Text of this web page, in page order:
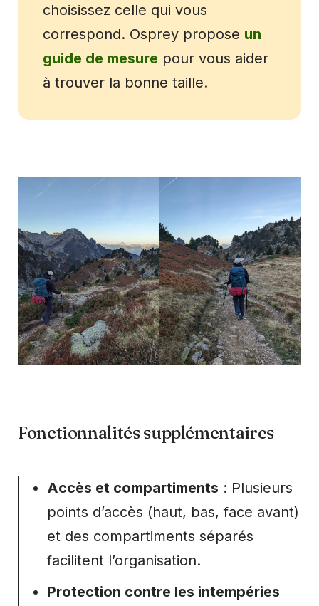
choisissez celle qui vous
correspond. Osprey propose un
guide de mesure pour vous aider
à trouver la bonne taille.
Fonctionnalités supplémentaires
Accès et compartiments : Plusieurs
points d’accès (haut, bas, face avant)
et des compartiments séparés
facilitent l’organisation.
Protection contre les intempéries